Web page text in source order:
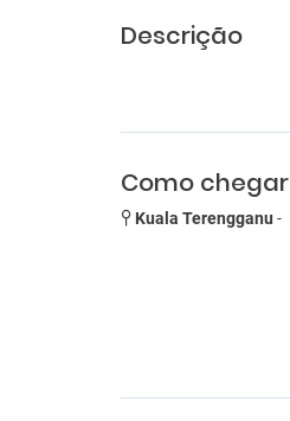
Descrição
Como chegar
Kuala Terengganu -